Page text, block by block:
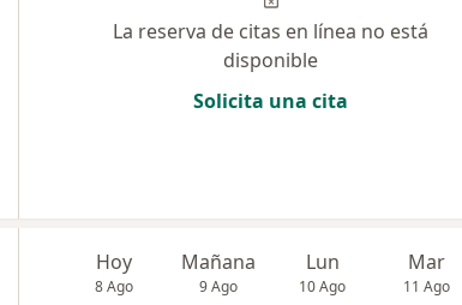
La reserva de citas en línea no está
disponible
Solicita una cita
Hoy
8 Ago
Mañana
9 Ago
Lun
10 Ago
Mar
11 Ago